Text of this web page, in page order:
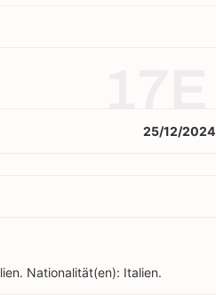
25/12/2024
Nationalität(en): Italien.